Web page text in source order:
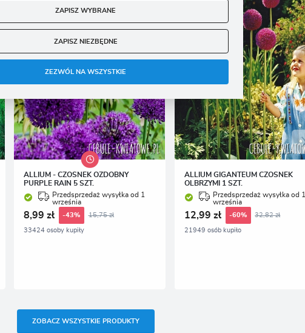
ALLIUM - CZOSNEK OZDOBNY
PURPLE RAIN 5 SZT.
Przedsprzedaż wysyłka od 1
września
8,99 zł -43% 15,75 zł
33424 osoby kupiły
ALLIUM GIGANTEUM CZOSNEK
OLBRZYMI 1 SZT.
Przedsprzedaż wysyłka od 1
września
12,99 zł -60% 32,82 zł
21949 osób kupiło
ZOBACZ WSZYSTKIE PRODUKTY
pliki cookies gwarantuje dostępność większej ilości funkcji na stronie.
na uzyskanie informacji w zakresie wykorzystywania witryny
oraz częstotliwości, z jaką odwiedzane są nasze serwisy www. Dane pozwalają
serwisów internetowych pod względem ich popularności wśród
informacje są przetwarzane w formie zanonimizowanej. Wyrażenie
cookies prezentujemy Ci najciekawsze informacje i aktualności na
służą do prezentowania Ci naszych komunikatów na podstawie analizy
Twoich zwyczajów dotyczących przeglądanej witryny internetowej. Treści
się na stronach podmiotów trzecich lub firm będących naszymi
dostawców usług. Firmy te działają w charakterze pośredników
treści w postaci wiadomości, ofert, komunikatów mediów społecznościowych.
ZAPISZ WYBRANE
ZAPISZ NIEZBĘDNE
ZEZWÓL NA WSZYSTKIE